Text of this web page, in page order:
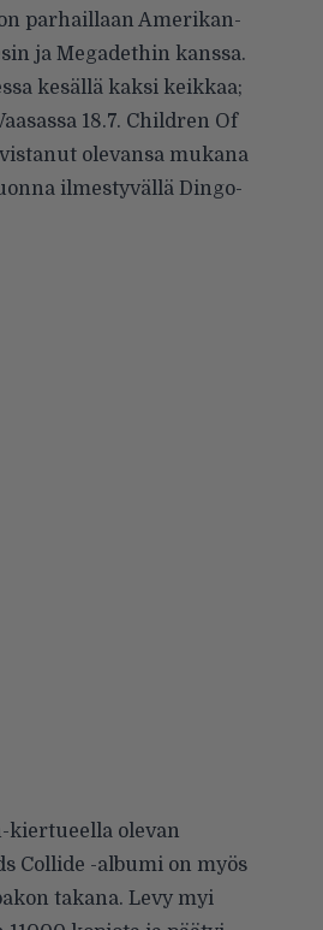
parhaillaan Amerikan-
ja Megadethin kanssa.
kesällä kaksi keikkaa;
18.7. Children Of
olevansa mukana
ilmestyvällä Dingo-
olevan
Collide -albumi on myös
takana. Levy myi